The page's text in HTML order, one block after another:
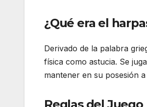
¿Qué era el
Derivado de la palabra
física como astucia. Se
mantener en su posesión